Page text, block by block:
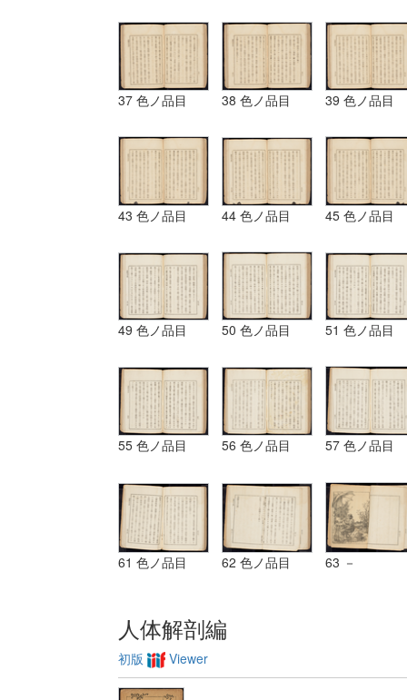
37 色ノ品目 38 色ノ品目 39 色ノ品目
43 色ノ品目 44 色ノ品目 45 色ノ品目
49 色ノ品目 50 色ノ品目 51 色ノ品目
55 色ノ品目 56 色ノ品目 57 色ノ品目
61 色ノ品目 62 色ノ品目 63 －
人体解剖編
初版 Viewer